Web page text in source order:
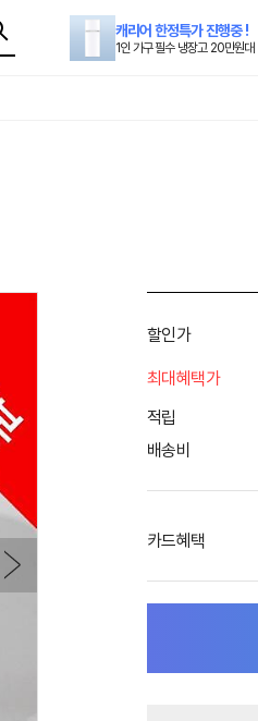
캐리어 한정특가 진행중 !
1인 가구 필수 냉장고 20만원대
할인가
최대혜택가
적립
배송비
카드혜택